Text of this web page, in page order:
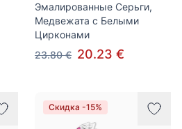
Эмалированные Серьги,
Медвежата с Белыми
Цирконами
23.80 € 20.23 €
Скидка -15%